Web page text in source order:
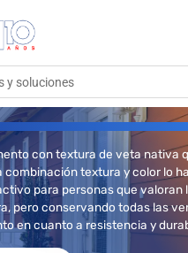
Siding
con textura de veta nativa
combinación textura y color lo
para personas que valoran
pero conservando todas las
en cuanto a resistencia y